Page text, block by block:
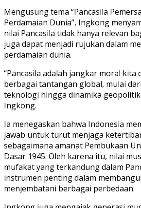
Mengusung tema “Pancasila
Perdamaian Dunia”, Ingkong
nilai Pancasila tidak hanya relevan
juga dapat menjadi rujukan dalam
perdamaian dunia.
“Pancasila adalah jangkar moral kita
berbagai tantangan global, mulai
teknologi hingga dinamika geopolitik
Ingkong.
Ia menegaskan bahwa Indonesia
jawab untuk turut menjaga
sebagaimana amanat Pembukaan
Dasar 1945. Oleh karena itu, nilai
mufakat yang terkandung dalam
instrumen penting dalam
menjembatani berbagai perbedaan.